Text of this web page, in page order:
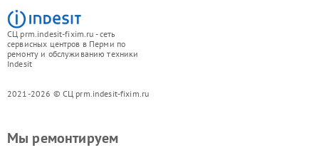
СЦ prm.indesit-fixim.ru - сеть
сервисных центров в Перми по
ремонту и обслуживанию техники
Indesit
2021-2026 © СЦ prm.indesit-fixim.ru
Мы ремонтируем